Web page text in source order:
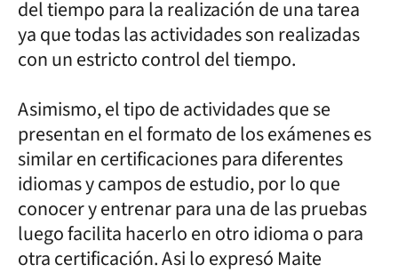
del tiempo para la realización de una tarea
ya que todas las actividades son realizadas
con un estricto control del tiempo.
Asimismo, el tipo de actividades que se
presentan en el formato de los exámenes es
similar en certificaciones para diferentes
idiomas y campos de estudio, por lo que
conocer y entrenar para una de las pruebas
luego facilita hacerlo en otro idioma o para
otra certificación. Asi lo expresó Maite